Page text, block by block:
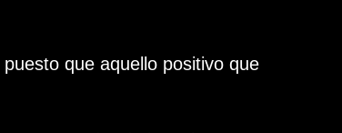
que aquello positivo que